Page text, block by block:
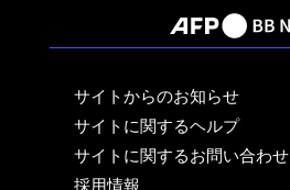
サイトからのお知らせ
サイトに関するヘルプ
サイトに関するお問い合わせ
採用情報